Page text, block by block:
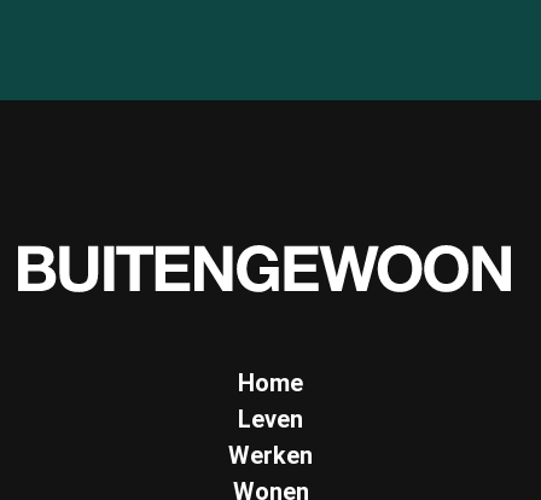
Home
Leven
Werken
Wonen